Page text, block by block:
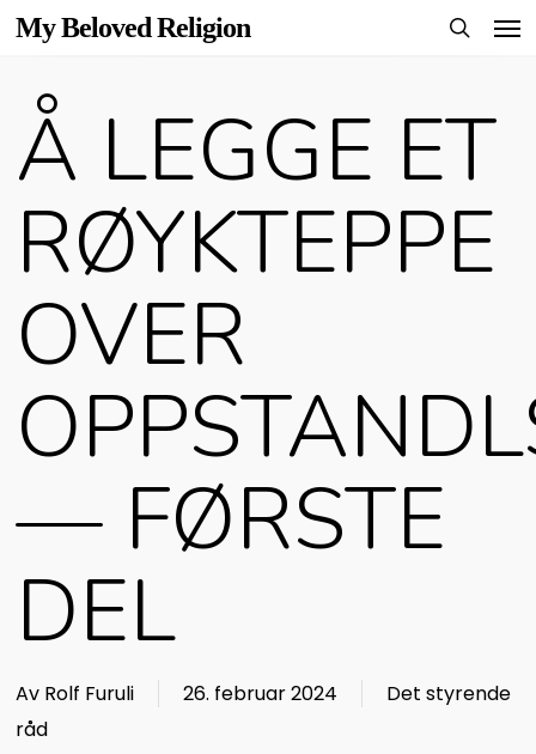
Skip
main
content
My Beloved Religion
Å LEGGE ET
RØYKTEPPE
OVER
— FØRSTE
DEL
Av Rolf Furuli 26. februar 2024
Det styrende
råd